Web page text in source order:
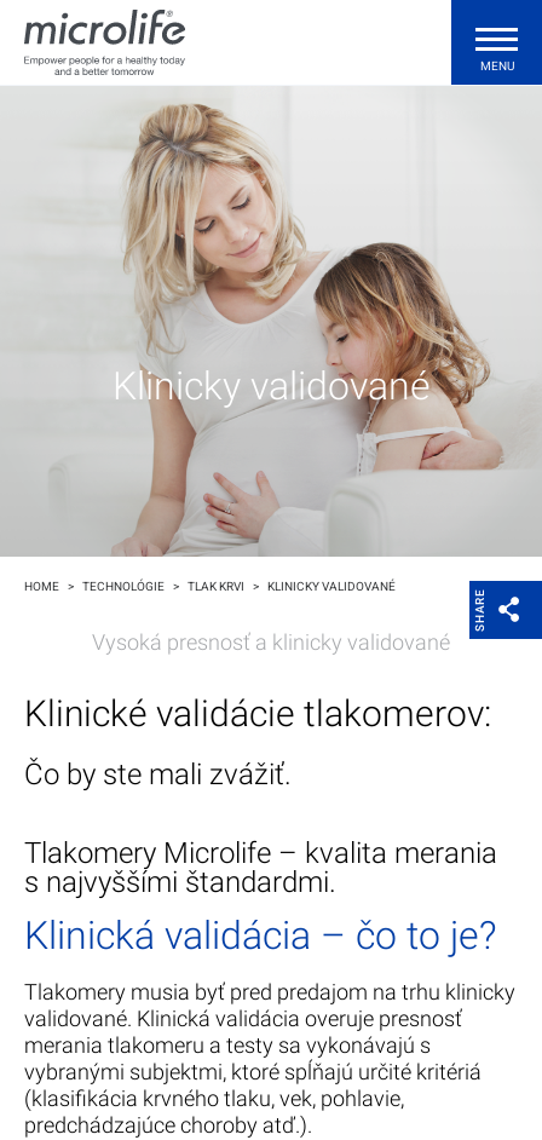
Spotrebiteľské produkty
Profesionálne produkty
Technológie
Kde kúpiť
Magazín
Spoločnosť Microlife
MENU
Klinicky validované
HOME > TECHNOLÓGIE > TLAK KRVI > KLINICKY VALIDOVANÉ
SHARE
Vysoká presnosť a klinicky validované
Klinické validácie tlakomerov:
Čo by ste mali zvážiť.
Tlakomery Microlife – kvalita merania
s najvyššími štandardmi.
Klinická validácia – čo to je?
Tlakomery musia byť pred predajom na trhu klinicky
validované. Klinická validácia overuje presnosť
merania tlakomeru a testy sa vykonávajú s
vybranými subjektmi, ktoré spĺňajú určité kritériá
(klasifikácia krvného tlaku, vek, pohlavie,
predchádzajúce choroby atď.).